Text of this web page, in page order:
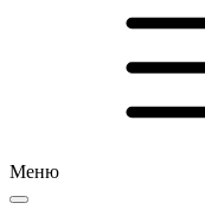
Меню